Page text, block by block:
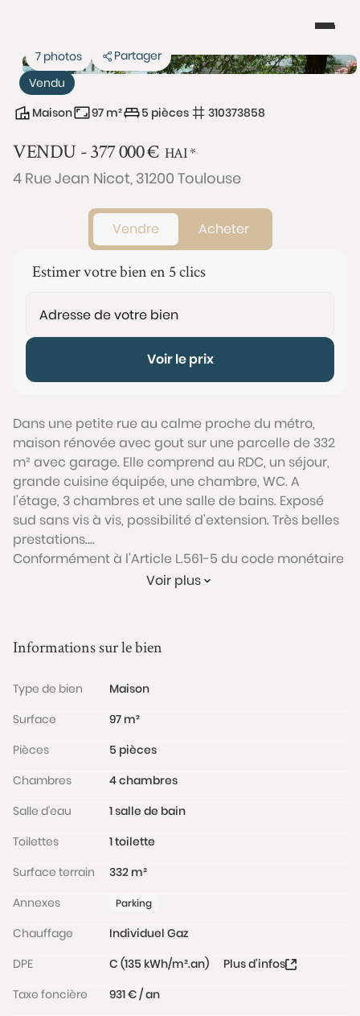
Vendu
7 photos Partager
Maison 97 m² 5 pièces 310373858
VENDU -377 000€ HAI*
4 Rue Jean Nicot, 31200 Toulouse
Vendre Acheter
Estimer votre bien en 5 clics
Voir le prix
Dans une petite rue au calme proche du métro,
maison rénovée avec gout sur une parcelle de 332
m² avec garage. Elle comprend au RDC, un séjour,
grande cuisine équipée, une chambre, WC. A
l'étage, 3 chambres et une salle de bains. Exposé
sud sans vis à vis, possibilité d'extension. Très belles
prestations....
Conformément à l'Article L.561-5 du code monétaire
et financier, veuillez noter qu'une pièce d'identité
Les informations sur les risques auxquels ce bien est
www.georisques.gouv.fr
Voir plus
Informations sur le bien
Type de bien
Maison
Surface
97 m²
Pièces
5 pièces
Chambres
4 chambres
Salle d'eau
1 salle de bain
Toilettes
1 toilette
Surface terrain
332 m²
Annexes
Parking
Chauffage
Individuel Gaz
DPE
C (135 kWh/m².an)
Plus d'infos
Taxe foncière
931 € / an